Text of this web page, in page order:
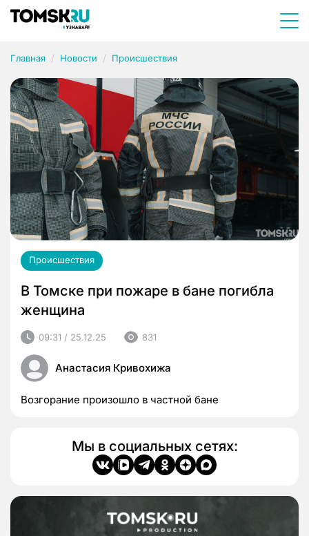
Главная Новости Происшествия
Происшествия
В Томске при пожаре в бане погибла
женщина
09:31 / 25.12.25 831
Анастасия Кривохижа
Возгорание произошло в частной бане
Мы в социальных сетях: